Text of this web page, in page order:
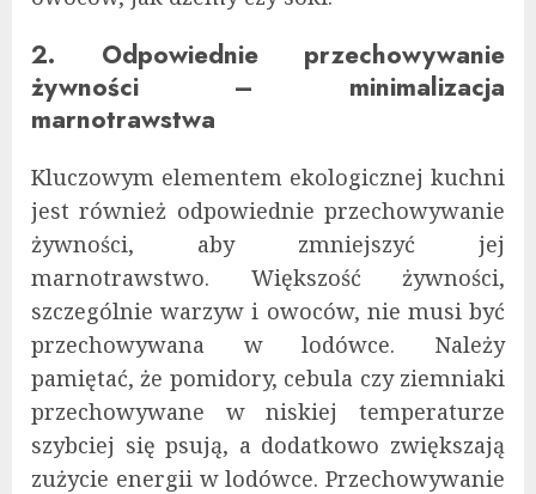
2. Odpowiednie przechowywanie
żywności – minimalizacja
marnotrawstwa
Kluczowym elementem ekologicznej kuchni
jest również odpowiednie przechowywanie
żywności, aby zmniejszyć jej
marnotrawstwo. Większość żywności,
szczególnie warzyw i owoców, nie musi być
przechowywana w lodówce. Należy
pamiętać, że pomidory, cebula czy ziemniaki
przechowywane w niskiej temperaturze
szybciej się psują, a dodatkowo zwiększają
zużycie energii w lodówce. Przechowywanie